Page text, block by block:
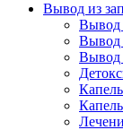
Вывод из
Вывод
Вывод
Вывод